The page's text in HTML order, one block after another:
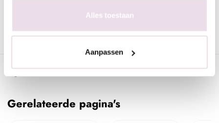
Alles toestaan
Aanpassen
Specificaties
Gerelateerde pagina's